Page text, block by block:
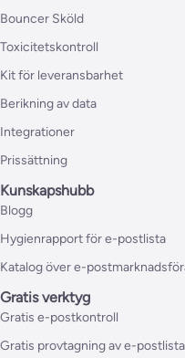
Bouncer Sköld
Toxicitetskontroll
Kit för leveransbarhet
Berikning av data
Integrationer
Prissättning
Kunskapshubb
Blogg
Hygienrapport för e-postlista
Katalog över e-
Gratis verktyg
Gratis e-postkontroll
Gratis provtagning av e-postlista